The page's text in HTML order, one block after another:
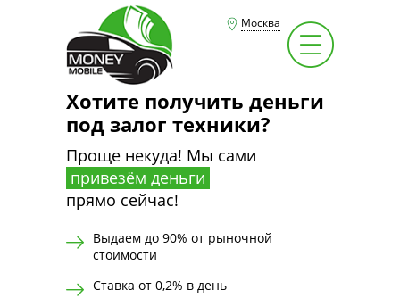
Москва
Хотите получить деньги
под залог техники?
Проще некуда! Мы сами
привезём деньги
прямо сейчас!
Выдаем до 90% от рыночной
стоимости
Ставка от 0,2% в день